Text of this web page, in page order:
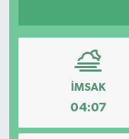
İMSAK
04:07